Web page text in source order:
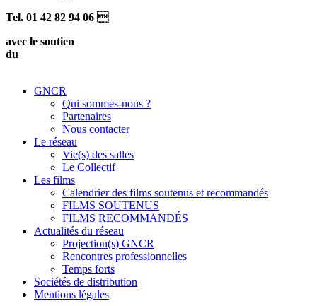
Tel. 01 42 82 94 06 
avec le soutien
du
GNCR
Qui sommes-nous ?
Partenaires
Nous contacter
Le réseau
Vie(s) des salles
Le Collectif
Les films
Calendrier des films soutenus et recommandés
FILMS SOUTENUS
FILMS RECOMMANDÉS
Actualités du réseau
Projection(s) GNCR
Rencontres professionnelles
Temps forts
Sociétés de distribution
Mentions légales